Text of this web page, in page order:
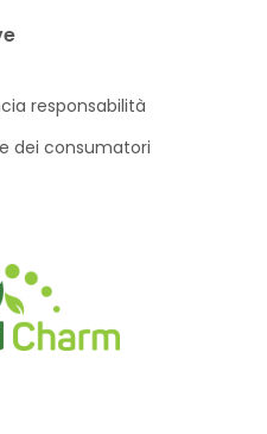
responsabilità
dei consumatori